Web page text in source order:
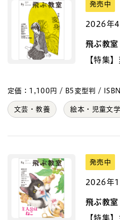
発売中
2026年
飛ぶ教
【特集
定価：1,100円 / B5変型判 /
文芸・教養 絵本・児童文学
発売中
2026年
飛ぶ教
【特集